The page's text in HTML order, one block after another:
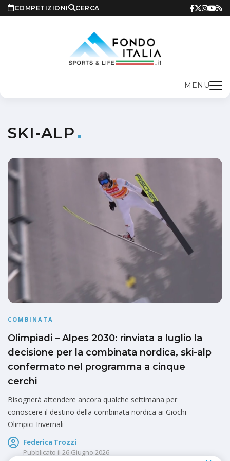
COMPETIZIONI CERCA
MENU
SKI-ALP
COMBINATA
Olimpiadi – Alpes 2030: rinviata a luglio la
decisione per la combinata nordica, ski-alp
confermato nel programma a cinque
cerchi
Bisognerà attendere ancora qualche settimana per
conoscere il destino della combinata nordica ai Giochi
Olimpici Invernali
Federica Trozzi
Pubblicato il 26 Giugno 2026